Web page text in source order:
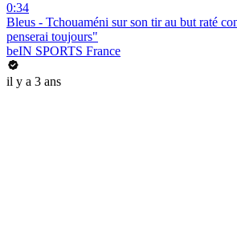
0:34
Bleus - Tchouaméni sur son tir au but raté
penserai toujours"
beIN SPORTS France
il y a 3 ans